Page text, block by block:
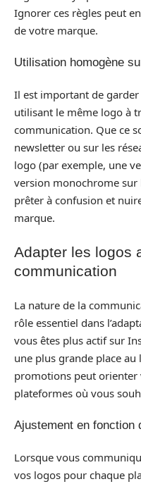
Ignorer ces règles peut
de votre marque.
Utilisation homogène
Il est important de garder
utilisant le même logo à
communication. Que ce
newsletter ou sur les
logo (par exemple, une
version monochrome sur
prêter à confusion et
marque.
Adapter les logos
communication
La nature de la
rôle essentiel dans
vous êtes plus actif sur
une plus grande place
promotions peut orienter
plateformes où vous
Ajustement en fonction
Lorsque vous
vos logos pour chaque